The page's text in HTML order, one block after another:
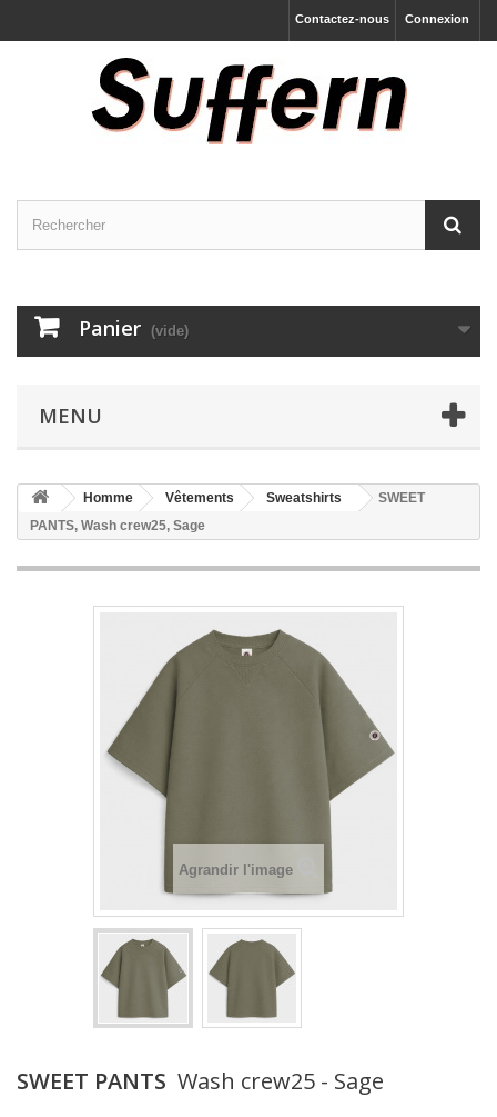
Connexion
Contactez-nous
Panier (vide)
MENU
Homme Vêtements Sweatshirts
SWEET
PANTS, Wash crew25, Sage
Agrandir l'image
SWEET PANTS Wash crew25 - Sage